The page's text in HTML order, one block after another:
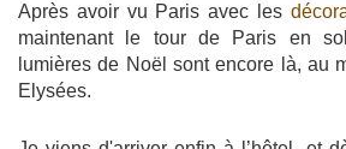
Après avoir vu Paris avec les
maintenant le tour de Paris en
lumières de Noël sont encore là, au
Elysées.